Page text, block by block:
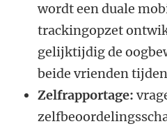
wordt een duale
trackingopzet
gelijktijdig de
beide vrienden
Zelfrapportage: